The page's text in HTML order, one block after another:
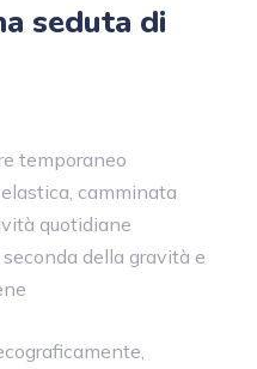
seduta di
temporaneo
camminata
quotidiane
della gravità e